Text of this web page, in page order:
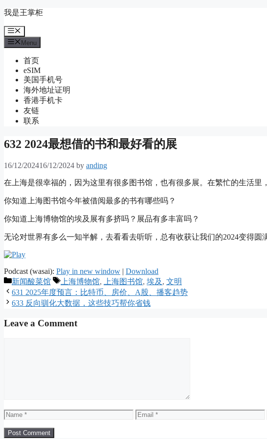
Skip
content
我是王掌柜
Menu
Menu
首页
eSIM
美国手机号
海外地址证明
香港手机卡
友链
联系
632 2024最想借的书和最好看的展
16/12/202416/12/2024 by anding
在上海是很幸福的，因为这里有很多图书馆，也有很多展。在繁忙的生活里
你知道上海图书馆今年被借阅最多的书有哪些吗？
你知道上海博物馆的埃及展有多挤吗？展品有多丰富吗？
无论对世界有多么一知半解，去看看去听听，总有收获让我们的2024变得圆
Podcast (wasai): Play in new window
Download
Categories
新闻酸菜馆 Tags
上海博物馆, 上海图书馆, 埃及 , 文明
631 2025年度预言：比特币、房价、A股、播客趋势
633 反向驯化大数据，这些技巧帮你省钱
Leave a Comment
Name Email